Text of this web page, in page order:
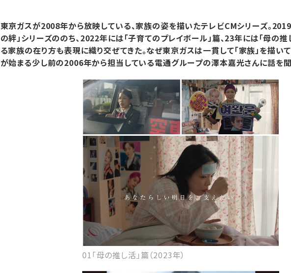
東京ガスが2008年から放映している、家族の姿を描いたテレビCMシリーズ。
の絆」シリーズののち、2022年には「子育てのプレイボール」篇、23年には「母の
る家族の在り方も表現に織り交ぜてきた。なぜ東京ガスは一貫して「家族」を描い
が始まる少し前の2006年から担当している電通グループの澤本嘉光さんに話を聞
01「母の推し活」篇（2023年）